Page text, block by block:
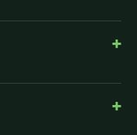
+
+